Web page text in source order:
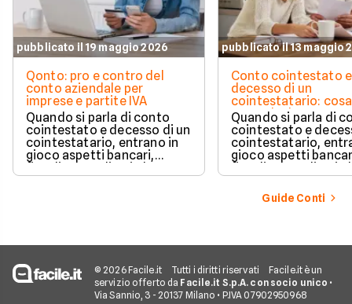
pubblicato il 19 maggio 2026
Qonto: pro e contro del
conto aziendale per
imprese e partite IVA
Quando si parla di conto
cointestato e decesso di un
cointestatario, entrano in
gioco aspetti bancari,
fiscali ed ereditari che
spesso generano
pubblicato il 13 maggio
Conto cointestato e
decesso di un
cointestatario: cosa
succede davvero
blocchi, quote e
successione
Quando si parla di
cointestato e
cointestatario,
gioco aspetti
fiscali ed ereditari
spesso generano
confusione.
Guide Conti
© 2026 Facile.it Tutti i diritti riservati
Facile.it è un
servizio offerto da Facile.it S.p.A. con socio unico •
Via Sannio, 3 - 20137 Milano • P.IVA 07902950968